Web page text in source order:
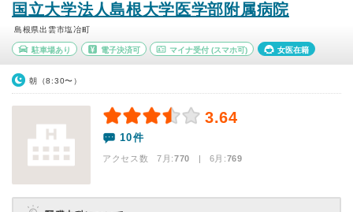
国立大学法人島根大学医学部附属病院
島根県出雲市塩冶町
駐車場あり 電子決済可 マイナ受付 (スマホ可) 女医在籍
朝（8:30〜）
3.64
10件
アクセス数 7月:770 | 6月:769